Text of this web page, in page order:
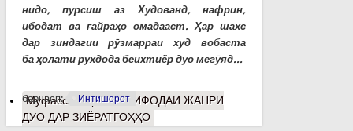
нидо, пурсиш аз Худованд, нафрин,
ибодат ва ғайраҳо омадааст. Ҳар шахс
дар зиндагии рӯзмарраи худ вобаста
ба ҳолати рухдода беихтиёр дуо мегӯяд...
барчасп: Интишорот
Муфассалтаро ИСТИФОДАИ ЖАНРИ
ДУО ДАР ЗИЁРАТГОҲҲО